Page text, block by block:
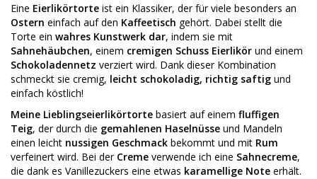
Eine Eierlikörtorte ist ein Klassiker, der für viele besonders an
Ostern einfach auf den Kaffeetisch gehört. Dabei stellt die
Torte ein wahres Kunstwerk dar, indem sie mit
Sahnehäubchen, einem cremigen Schuss Eierlikör und einem
Schokoladennetz verziert wird. Dank dieser Kombination
schmeckt sie cremig, leicht schokoladig, richtig saftig und
einfach köstlich!
Meine Lieblingseierlikörtorte basiert auf einem fluffigen
Teig, der durch die gemahlenen Haselnüsse und Mandeln
einen leicht nussigen Geschmack bekommt und mit Rum
verfeinert wird. Bei der Creme verwende ich eine Sahnecreme,
die dank es Vanillezuckers eine etwas karamellige Note erhält.